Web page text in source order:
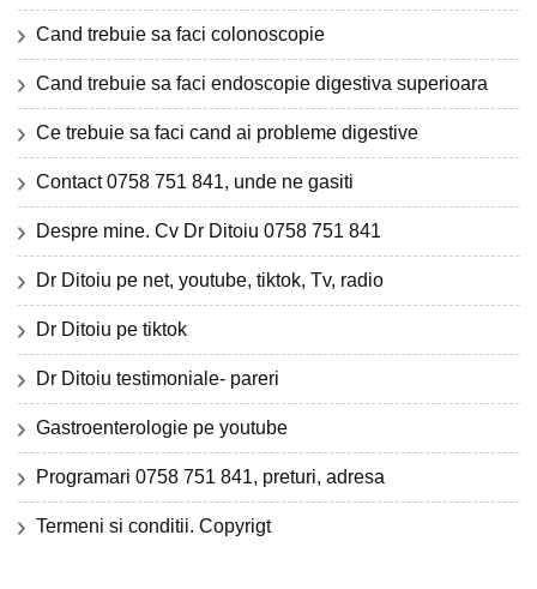
Cand trebuie sa faci colonoscopie
Cand trebuie sa faci endoscopie digestiva superioara
Ce trebuie sa faci cand ai probleme digestive
Contact 0758 751 841, unde ne gasiti
Despre mine. Cv Dr Ditoiu 0758 751 841
Dr Ditoiu pe net, youtube, tiktok, Tv, radio
Dr Ditoiu pe tiktok
Dr Ditoiu testimoniale- pareri
Gastroenterologie pe youtube
Programari 0758 751 841, preturi, adresa
Termeni si conditii. Copyrigt